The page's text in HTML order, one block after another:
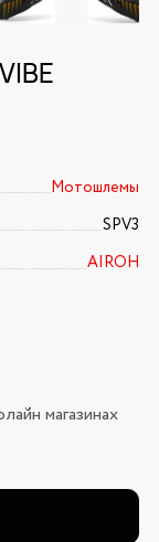
Мотошлемы
SPV3
AIROH
магазинах